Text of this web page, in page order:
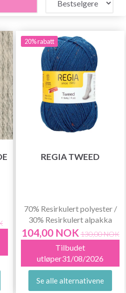
20% rabatt
REGIA TWEED
70% Resirkulert polyester /
30% Resirkulert alpakka
104,00 NOK 130,00 NOK
Tilbudet
utløper31/08/2026
Se alle alternativene